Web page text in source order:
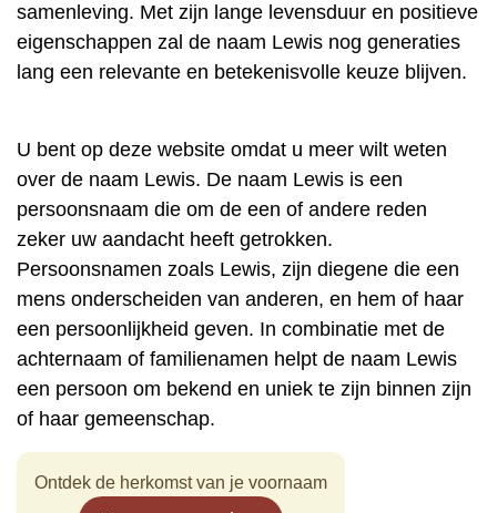
samenleving. Met zijn lange levensduur en positieve
eigenschappen zal de naam Lewis nog generaties
lang een relevante en betekenisvolle keuze blijven.
U bent op deze website omdat u meer wilt weten
over de naam Lewis. De naam Lewis is een
persoonsnaam die om de een of andere reden
zeker uw aandacht heeft getrokken.
Persoonsnamen zoals Lewis, zijn diegene die een
mens onderscheiden van anderen, en hem of haar
een persoonlijkheid geven. In combinatie met de
achternaam of familienamen helpt de naam Lewis
een persoon om bekend en uniek te zijn binnen zijn
of haar gemeenschap.
Ontdek de herkomst van je voornaam